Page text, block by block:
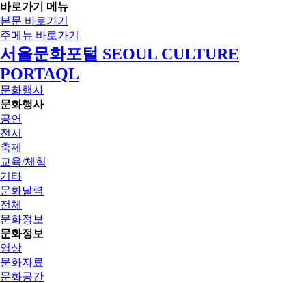
바로가기 메뉴
본문 바로가기
주메뉴 바로가기
서울문화포털 SEOUL CULTURE
PORTAQL
문화행사
문화행사
공연
전시
축제
교육/체험
기타
문화달력
전체
문화정보
문화정보
영상
문화자료
문화공간